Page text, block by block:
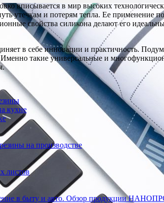
вписывается в мир высоких
утечкам и потерям тепла. Ее применение
свойства силикона делают его
в себе инновации и практичность.
такие универсальные и
кухне
на производстве
листов
в быту и авто. Обзор продукции